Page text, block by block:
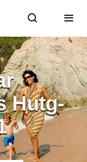
Hutg-